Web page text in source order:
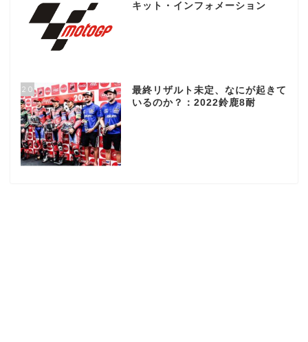
キット・インフォメーション
20
最終リザルト未定、なにが起きて
いるのか？：2022鈴鹿8耐